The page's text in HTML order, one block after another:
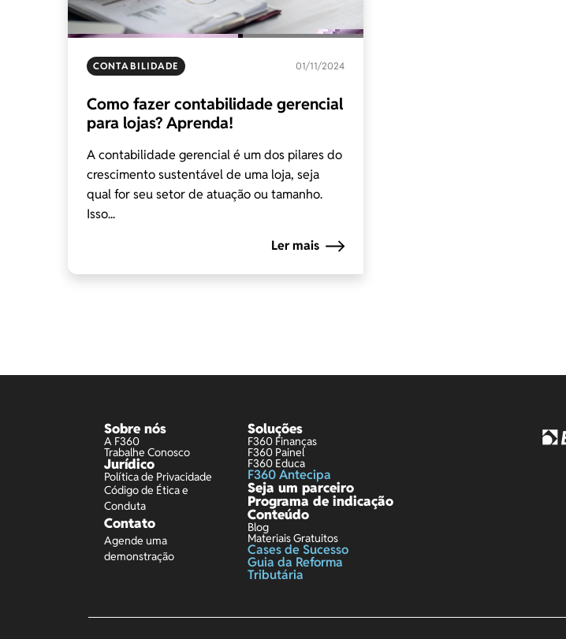
CONTABILIDADE 01/11/2024
Como fazer contabilidade gerencial
para lojas? Aprenda!
A contabilidade gerencial é um dos pilares do
crescimento sustentável de uma loja, seja
qual for seu setor de atuação ou tamanho.
Isso...
Ler mais
Sobre nós
A F360
Trabalhe Conosco
Jurídico
Política de Privacidade
Código de Ética e
Conduta
Contato
Agende uma
demonstração
Soluções
F360 Finanças
F360 Painel
F360 Educa
F360 Antecipa
Seja um parceiro
Programa de indicação
Conteúdo
Blog
Materiais Gratuitos
Cases de Sucesso
Guia da Reforma
Tributária